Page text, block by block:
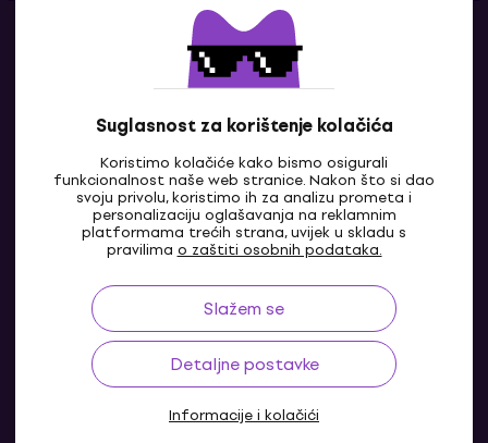
Suglasnost za korištenje kolačića
Koristimo kolačiće kako bismo osigurali
funkcionalnost naše web stranice. Nakon što si dao
svoju privolu, koristimo ih za analizu prometa i
personalizaciju oglašavanja na reklamnim
platformama trećih strana, uvijek u skladu s
pravilima o zaštiti osobnih podataka.
Slažem se
Detaljne postavke
Informacije i kolačići
Kontakti
Javi nam se
HR